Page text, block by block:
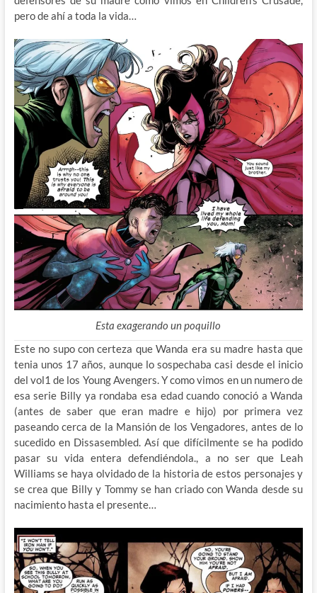
pero de ahí a toda la vida…
Esta exagerando un poquillo
Este no supo con certeza que Wanda era su madre hasta que
tenia unos 17 años, aunque lo sospechaba casi desde el inicio
del vol1 de los Young Avengers. Y como vimos en un numero de
esa serie Billy ya rondaba esa edad cuando conoció a Wanda
(antes de saber que eran madre e hijo) por primera vez
paseando cerca de la Mansión de los Vengadores, antes de lo
sucedido en Dissasembled. Así que difícilmente se ha podido
pasar su vida entera defendiéndola., a no ser que Leah
Williams se haya olvidado de la historia de estos personajes y
se crea que Billy y Tommy se han criado con Wanda desde su
nacimiento hasta el presente…